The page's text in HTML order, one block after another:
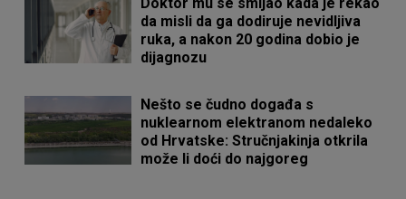
Doktor mu se smijao kada je rekao
da misli da ga dodiruje nevidljiva
ruka, a nakon 20 godina dobio je
dijagnozu
Nešto se čudno događa s
nuklearnom elektranom nedaleko
od Hrvatske: Stručnjakinja otkrila
može li doći do najgoreg